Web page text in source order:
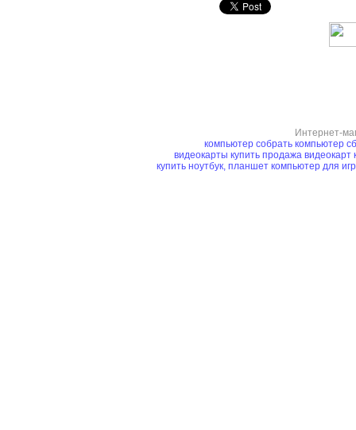
Интернет-
компьютер собрать компьютер
видеокарты купить продажа видеокарт
купить ноутбук, планшет компьютер для